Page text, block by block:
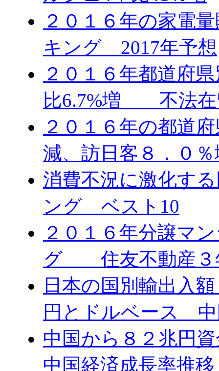
２０１６年の家電
キング 2017年予想
２０１６年都道府
比6.7%増 不法在
２０１６年の都道
減、訪日客８．０
消費不況に激化す
ング ベスト10
２０１６年分譲マ
グ 住友不動産３
日本の国別輸出入
円とドルベース 中
中国から８２兆円
中国経済成長率推